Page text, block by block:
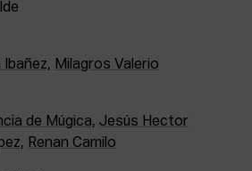
Ibañez, Milagros Valerio
de Múgica, Jesús Hector
, Renan Camilo